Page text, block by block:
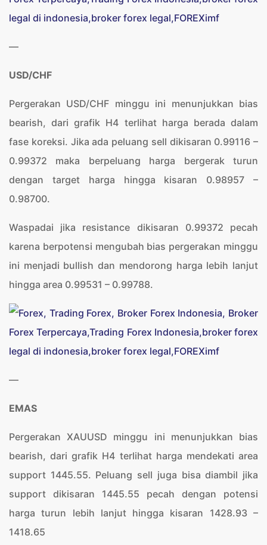
—
USD/CHF
Pergerakan USD/CHF minggu ini menunjukkan bias
bearish, dari grafik H4 terlihat harga berada dalam
fase koreksi. Jika ada peluang sell dikisaran 0.99116 –
0.99372 maka berpeluang harga bergerak turun
dengan target harga hingga kisaran 0.98957 –
0.98700.
Waspadai jika resistance dikisaran 0.99372 pecah
karena berpotensi mengubah bias pergerakan minggu
ini menjadi bullish dan mendorong harga lebih lanjut
hingga area 0.99531 – 0.99788.
—
EMAS
Pergerakan XAUUSD minggu ini menunjukkan bias
bearish, dari grafik H4 terlihat harga mendekati area
support 1445.55. Peluang sell juga bisa diambil jika
support dikisaran 1445.55 pecah dengan potensi
harga turun lebih lanjut hingga kisaran 1428.93 –
1418.65